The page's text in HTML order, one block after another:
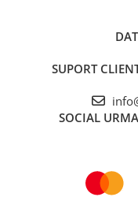
SUPORT
SOCIAL